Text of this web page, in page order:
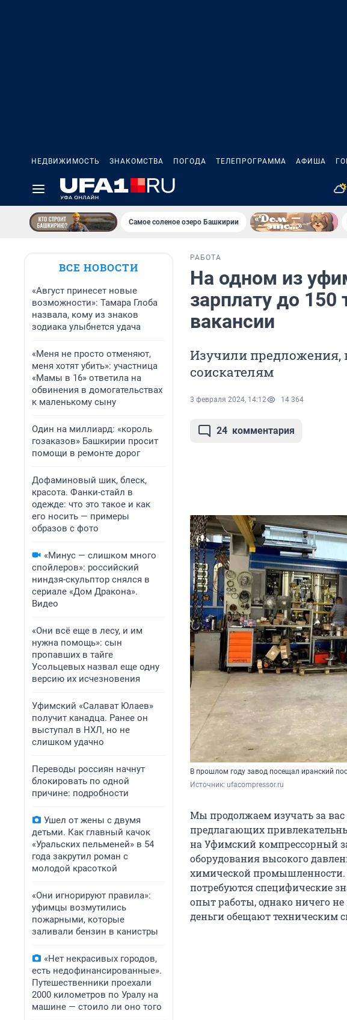
НЕДВИЖИМОСТЬ ЗНАКОМСТВА ПОГОДА ТЕЛЕПРОГРАММА АФИША
Самое соленое озеро Башкирии
ВСЕ НОВОСТИ
«Август принесет новые
возможности»: Тамара Глоба
назвала, кому из знаков
зодиака улыбнется удача
«Меня не просто отменяют,
меня хотят убить»: участница
«Мамы в 16» ответила на
обвинения в домогательствах
к маленькому сыну
Один на миллиард: «король
гозаказов» Башкирии просит
помощи в ремонте дорог
Дофаминовый шик, блеск,
красота. Фанки-стайл в
одежде: что это такое и как
его носить — примеры
образов с фото
«Минус — слишком много
спойлеров»: российский
ниндзя-скульптор снялся в
сериале «Дом Дракона».
Видео
«Они всё еще в лесу, и им
нужна помощь»: сын
пропавших в тайге
Усольцевых назвал еще одну
версию их исчезновения
Уфимский «Салават Юлаев»
получит канадца. Ранее он
выступал в НХЛ, но не
слишком удачно
Переводы россиян начнут
блокировать по одной
причине: подробности
Ушел от жены с двумя
детьми. Как главный качок
«Уральских пельменей» в 54
года закрутил роман с
молодой красоткой
«Они игнорируют правила»:
уфимцы возмутились
пожарными, которые
заливали бензин в канистры
«Нет некрасивых городов,
есть недофинансированные».
Путешественники проехали
2000 километров по Уралу на
машине — стоило ли оно того
РАБОТА
На одном из
зарплату до
вакансии
Изучили предложения,
соискателям
3 февраля 2024, 14:12 14 364
24 комментария
В прошлом году завод посещал иранский
Источник: ufacompressor.ru
Мы продолжаем изучать за
предлагающих
на Уфимский компрессорный
оборудования высокого
химической промышленности.
потребуются специфические
опыт работы, однако ничего
деньги обещают техническим